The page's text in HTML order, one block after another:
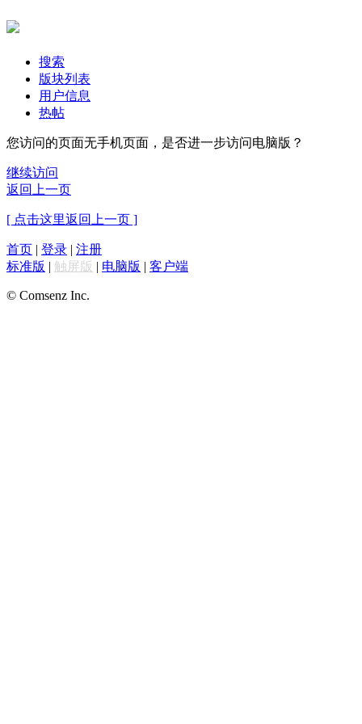
搜索
版块列表
用户信息
热帖
您访问的页面无手机页面，是否进一步访问电脑版？
继续访问
返回上一页
[ 点击这里返回上一页 ]
首页 | 登录 | 注册
标准版 | 触屏版 | 电脑版 | 客户端
© Comsenz Inc.